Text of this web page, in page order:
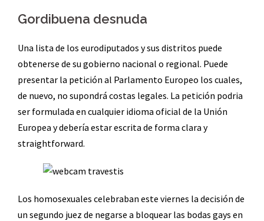
Gordibuena desnuda
Una lista de los eurodiputados y sus distritos puede
obtenerse de su gobierno nacional o regional. Puede
presentar la petición al Parlamento Europeo los cuales,
de nuevo, no supondrá costas legales. La petición podria
ser formulada en cualquier idioma oficial de la Unión
Europea y debería estar escrita de forma clara y
straightforward.
Los homosexuales celebraban este viernes la decisión de
un segundo juez de negarse a bloquear las bodas gays en